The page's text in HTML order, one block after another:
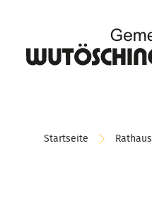
Startseite Rathaus